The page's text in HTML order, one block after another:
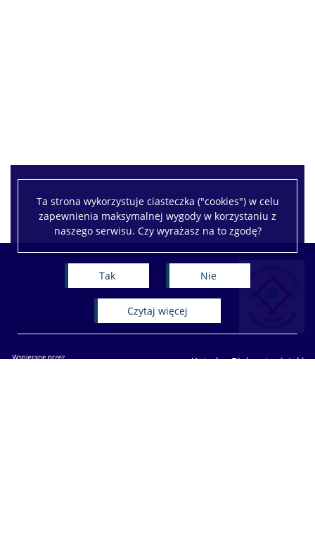
Ta strona wykorzystuje ciasteczka ("cookies") w celu
zapewnienia maksymalnej wygody w korzystaniu z
naszego serwisu. Czy wyrażasz na to zgodę?
Tak Nie
czytaj więcej
Katedra Białorutenistyki